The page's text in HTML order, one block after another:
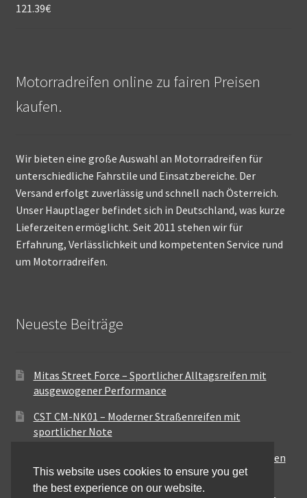
121.39€
Motorradreifen online zu fairen Preisen
kaufen.
Wir bieten eine große Auswahl an Motorradreifen für
unterschiedliche Fahrstile und Einsatzbereiche. Der
Versand erfolgt zuverlässig und schnell nach Österreich.
Unser Hauptlager befindet sich in Deutschland, was kurze
Lieferzeiten ermöglicht. Seit 2011 stehen wir für
Erfahrung, Verlässlichkeit und kompetenten Service rund
um Motorradreifen.
Neueste Beiträge
Mitas Street Force – Sportlicher Alltagsreifen mit
ausgewogener Performance
CST CM-NK01 – Moderner Straßenreifen mit
sportlicher Note
Maxxis MA-ST3 – Ausgewogener Sport-Touring-Reifen
für vielseitige Einsätze
This website uses cookies to ensure you get
the best experience on our website.